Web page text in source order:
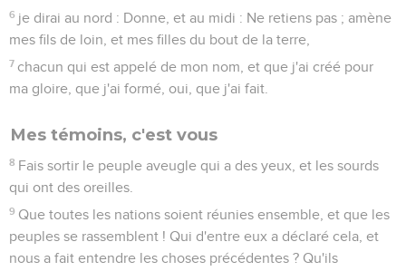
6 je dirai au nord : Donne, et au midi : Ne retiens pas ; amène
mes fils de loin, et mes filles du bout de la terre,
7 chacun qui est appelé de mon nom, et que j'ai créé pour
ma gloire, que j'ai formé, oui, que j'ai fait.
Mes témoins, c'est vous
8 Fais sortir le peuple aveugle qui a des yeux, et les sourds
qui ont des oreilles.
9 Que toutes les nations soient réunies ensemble, et que les
peuples se rassemblent ! Qui d'entre eux a déclaré cela, et
nous a fait entendre les choses précédentes ? Qu'ils